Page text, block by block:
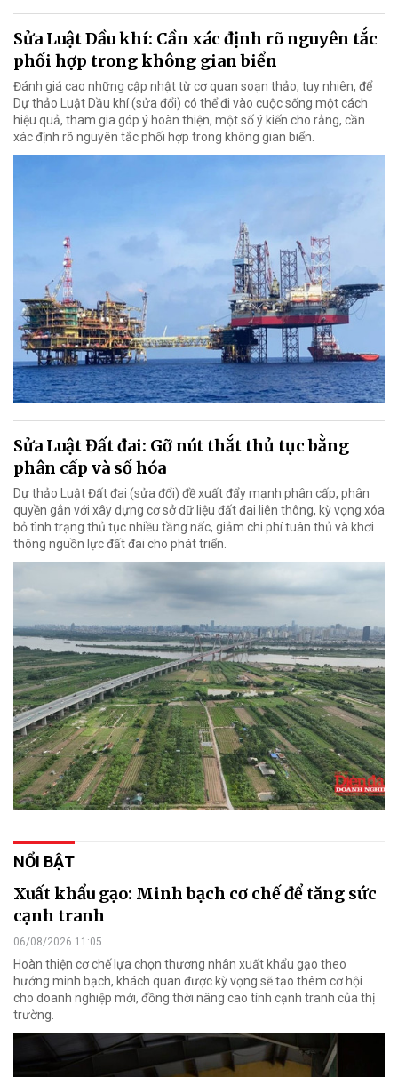
Sửa Luật Dầu khí: Cần xác định rõ nguyên tắc
phối hợp trong không gian biển
Đánh giá cao những cập nhật từ cơ quan soạn thảo, tuy nhiên, để
Dự thảo Luật Dầu khí (sửa đổi) có thể đi vào cuộc sống một cách
hiệu quả, tham gia góp ý hoàn thiện, một số ý kiến cho rằng, cần
xác định rõ nguyên tắc phối hợp trong không gian biển.
Sửa Luật Đất đai: Gỡ nút thắt thủ tục bằng
phân cấp và số hóa
Dự thảo Luật Đất đai (sửa đổi) đề xuất đẩy mạnh phân cấp, phân
quyền gắn với xây dựng cơ sở dữ liệu đất đai liên thông, kỳ vọng xóa
bỏ tình trạng thủ tục nhiều tầng nấc, giảm chi phí tuân thủ và khơi
thông nguồn lực đất đai cho phát triển.
NỔI BẬT
Xuất khẩu gạo: Minh bạch cơ chế để tăng sức
cạnh tranh
06/08/2026 11:05
Hoàn thiện cơ chế lựa chọn thương nhân xuất khẩu gạo theo
hướng minh bạch, khách quan được kỳ vọng sẽ tạo thêm cơ hội
cho doanh nghiệp mới, đồng thời nâng cao tính cạnh tranh của thị
trường.